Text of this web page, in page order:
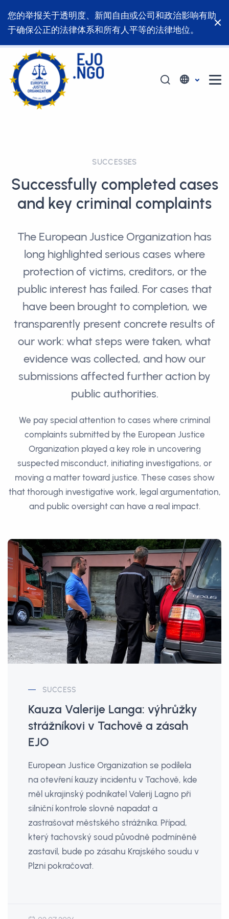
您的举报关于透明度、新闻自由或公司和政治影响有助
于确保公正的法律体系和所有人平等的法律地位。
SUCCESSES
Successfully completed cases
and key criminal complaints
The European Justice Organization has
long highlighted serious cases where
protection of victims, creditors, or the
public interest has failed. For cases that
have been brought to completion, we
transparently present concrete results of
our work: what steps were taken, what
evidence was collected, and how our
submissions affected further action by
public authorities.
We pay special attention to cases where criminal
complaints submitted by the European Justice
Organization played a key role in uncovering
suspected misconduct, initiating investigations, or
moving a matter toward justice. These cases show
that thorough investigative work, legal argumentation,
and public oversight can have a real impact.
SUCCESS
Kauza Valerije Langa: výhrůžky
strážníkovi v Tachově a zásah
EJO
European Justice Organization se podílela
na otevření kauzy incidentu v Tachově, kde
měl ukrajinský podnikatel Valerij Lagno při
silniční kontrole slovně napadat a
zastrašovat městského strážníka. Případ,
který tachovský soud původně podmíněně
zastavil, bude po zásahu Krajského soudu v
Plzni pokračovat.